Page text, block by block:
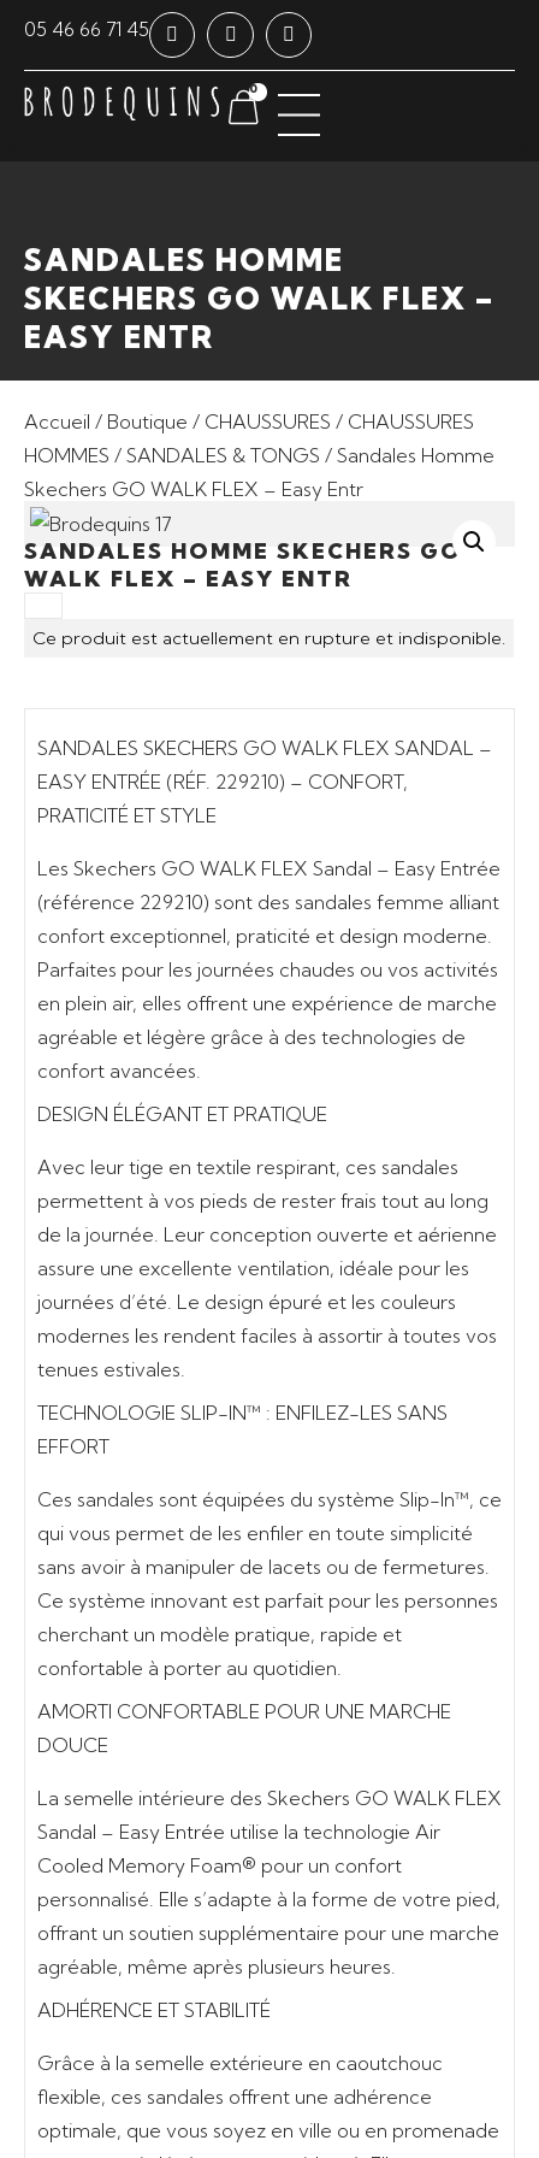
05 46 66 71 45
0
SANDALES HOMME
SKECHERS GO WALK FLEX –
EASY ENTR
Accueil / Boutique / CHAUSSURES / CHAUSSURES
HOMMES / SANDALES & TONGS / Sandales Homme
Skechers GO WALK FLEX – Easy Entr
SANDALES HOMME SKECHERS GO
WALK FLEX – EASY ENTR
Ce produit est actuellement en rupture et indisponible.
SANDALES SKECHERS GO WALK FLEX SANDAL –
EASY ENTRÉE (RÉF. 229210) – CONFORT,
PRATICITÉ ET STYLE
Les Skechers GO WALK FLEX Sandal – Easy Entrée
(référence 229210) sont des sandales femme alliant
confort exceptionnel, praticité et design moderne.
Parfaites pour les journées chaudes ou vos activités
en plein air, elles offrent une expérience de marche
agréable et légère grâce à des technologies de
confort avancées.
DESIGN ÉLÉGANT ET PRATIQUE
Avec leur tige en textile respirant, ces sandales
permettent à vos pieds de rester frais tout au long
de la journée. Leur conception ouverte et aérienne
assure une excellente ventilation, idéale pour les
journées d’été. Le design épuré et les couleurs
modernes les rendent faciles à assortir à toutes vos
tenues estivales.
TECHNOLOGIE SLIP-IN™ : ENFILEZ-LES SANS
EFFORT
Ces sandales sont équipées du système Slip-In™, ce
qui vous permet de les enfiler en toute simplicité
sans avoir à manipuler de lacets ou de fermetures.
Ce système innovant est parfait pour les personnes
cherchant un modèle pratique, rapide et
confortable à porter au quotidien.
AMORTI CONFORTABLE POUR UNE MARCHE
DOUCE
La semelle intérieure des Skechers GO WALK FLEX
Sandal – Easy Entrée utilise la technologie Air
Cooled Memory Foam® pour un confort
personnalisé. Elle s’adapte à la forme de votre pied,
offrant un soutien supplémentaire pour une marche
agréable, même après plusieurs heures.
ADHÉRENCE ET STABILITÉ
Grâce à la semelle extérieure en caoutchouc
flexible, ces sandales offrent une adhérence
optimale, que vous soyez en ville ou en promenade
Panneau de gestion des cookies